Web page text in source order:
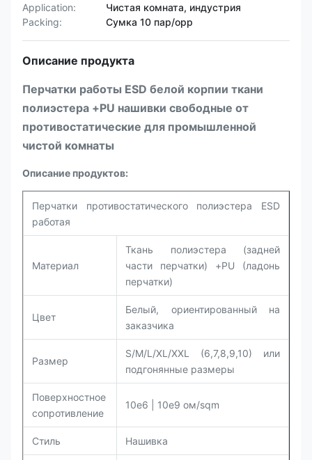
Application:
Чистая комната, индустрия
Packing:
Сумка 10 пар/opp
Описание продукта
Перчатки работы ESD белой корпии ткани
полиэстера +PU нашивки свободные от
противостатические для промышленной
чистой комнаты
Описание продуктов:
Перчатки противостатического полиэстера ESD
работая
Материал
Ткань полиэстера (задней
части перчатки) +PU (ладонь
перчатки)
Цвет
Белый, ориентированный на
заказчика
Размер
S/M/L/XL/XXL (6,7,8,9,10) или
подгонянные размеры
Поверхностное
сопротивление
10e6 | 10e9 ом/sqm
Стиль Нашивка